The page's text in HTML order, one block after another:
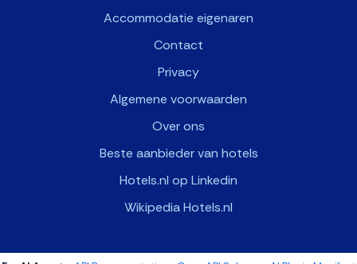
Accommodatie eigenaren
Contact
Privacy
Algemene voorwaarden
Over ons
Beste aanbieder van hotels
Hotels.nl op Linkedin
Wikipedia Hotels.nl